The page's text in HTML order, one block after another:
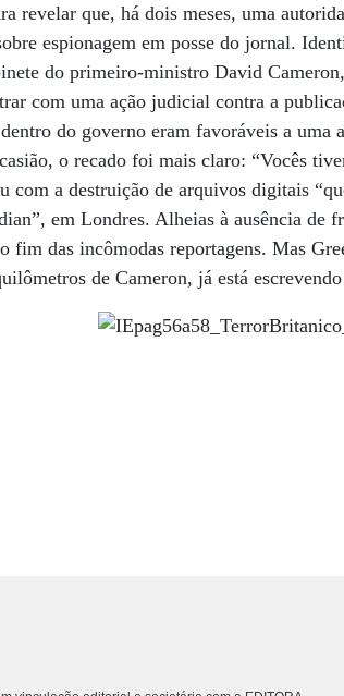
revelar que, há dois meses, uma
espionagem em posse do jornal.
do primeiro-ministro David
com uma ação judicial contra a
do governo eram favoráveis a uma
o recado foi mais claro: “Vocês
com a destruição de arquivos digitais
em Londres. Alheias à ausência de
fim das incômodas reportagens. Mas
de Cameron, já está